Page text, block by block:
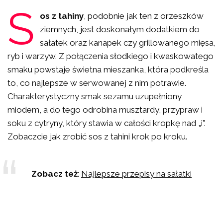
S os z tahiny, podobnie jak ten z orzeszków
ziemnych, jest doskonałym dodatkiem do
sałatek oraz kanapek czy grillowanego mięsa,
ryb i warzyw. Z połączenia słodkiego i kwaskowatego
smaku powstaje świetna mieszanka, która podkreśla
to, co najlepsze w serwowanej z nim potrawie.
Charakterystyczny smak sezamu uzupełniony
miodem, a do tego odrobina musztardy, przypraw i
soku z cytryny, który stawia w całości kropkę nad „i”.
Zobaczcie jak zrobić sos z tahini krok po kroku.
Zobacz też: Najlepsze przepisy na sałatki